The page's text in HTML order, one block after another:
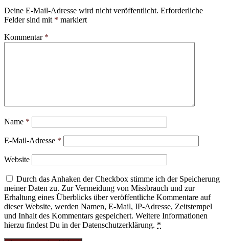
Deine E-Mail-Adresse wird nicht veröffentlicht. Erforderliche
Felder sind mit * markiert
Kommentar *
Name *
E-Mail-Adresse *
Website
Durch das Anhaken der Checkbox stimme ich der Speicherung
meiner Daten zu. Zur Vermeidung von Missbrauch und zur
Erhaltung eines Überblicks über veröffentliche Kommentare auf
dieser Website, werden Namen, E-Mail, IP-Adresse, Zeitstempel
und Inhalt des Kommentars gespeichert. Weitere Informationen
hierzu findest Du in der Datenschutzerklärung. *